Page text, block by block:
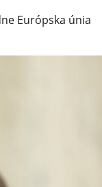
Európska únia